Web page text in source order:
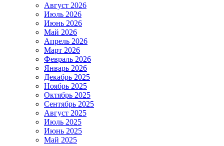
Август 2026
Июль 2026
Июнь 2026
Май 2026
Апрель 2026
Март 2026
Февраль 2026
Январь 2026
Декабрь 2025
Ноябрь 2025
Октябрь 2025
Сентябрь 2025
Август 2025
Июль 2025
Июнь 2025
Май 2025